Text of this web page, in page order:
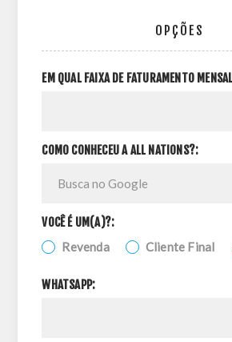
OPÇÕES
EM QUAL FAIXA DE FATURAMENTO
COMO CONHECEU A ALL NATIONS?:
VOCÊ É UM(A)?:
Revenda Cliente Final
WHATSAPP: